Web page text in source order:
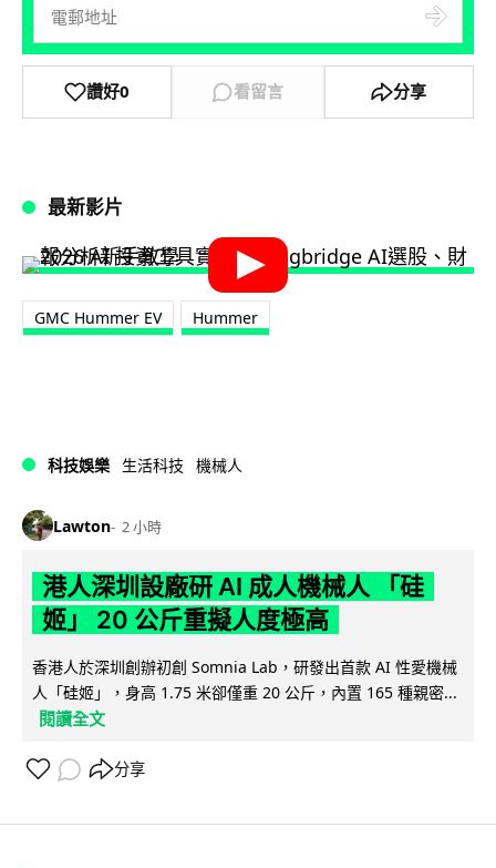
讚好0 看留言 分享
最新影片
GMC Hummer EV Hummer
科技娛樂 生活科技 機械人
Lawton 2 小時
港人深圳設廠研 AI 成人機械人 「硅
姬」 20 公斤重擬人度極高
香港人於深圳創辦初創 Somnia Lab，研發出首款 AI 性愛機械
人「硅姬」，身高 1.75 米卻僅重 20 公斤，內置 165 種親密...
閱讀全文
分享